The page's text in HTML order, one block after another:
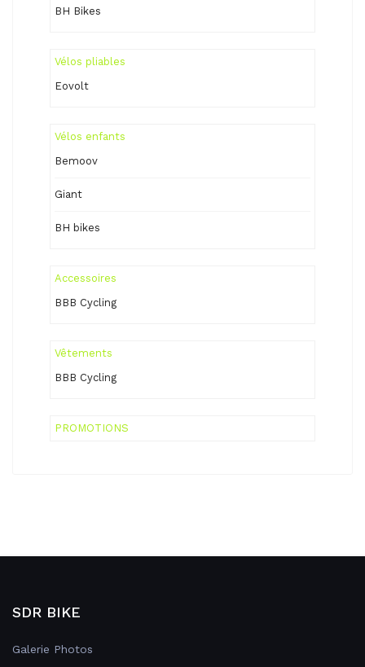
BH Bikes
Vélos pliables
Eovolt
Vélos enfants
Bemoov
Giant
BH bikes
Accessoires
BBB Cycling
Vêtements
BBB Cycling
PROMOTIONS
SDR BIKE
Galerie Photos